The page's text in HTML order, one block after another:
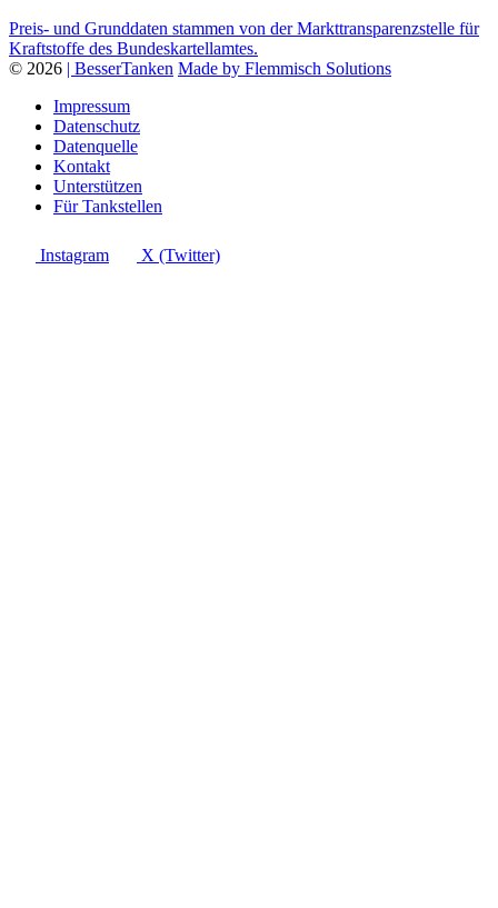
Preis- und Grunddaten stammen von der Markttransparenzstelle für
Kraftstoffe des Bundeskartellamtes.
© 2026 | BesserTanken Made by Flemmisch Solutions
Impressum
Datenschutz
Datenquelle
Kontakt
Unterstützen
Für Tankstellen
Instagram X (Twitter)